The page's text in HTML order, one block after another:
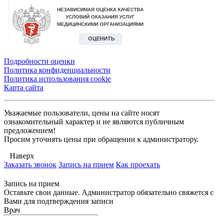
Подробности оценки
Политика конфиденциальности
Политика использования сookie
Карта сайта
Уважаемые пользователи, цены на сайте носят
ознакомительный характер и не являются публичным
предложением!
Просим уточнять цены при обращении к администратору.
Наверх
Заказать звонок Запись на прием Как проехать
Запись на прием
Оставьте свои данные. Администратор обязательно свяжется с
Вами для подтверждения записи
Врач